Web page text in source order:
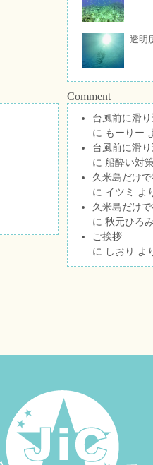
透明
Comment
台風前に滑
に もーりー
台風前に滑
に 船酔い対
久米島だけ
に イツミ よ
久米島だけ
に 秋元ひろ
ご挨拶
に しおり よ